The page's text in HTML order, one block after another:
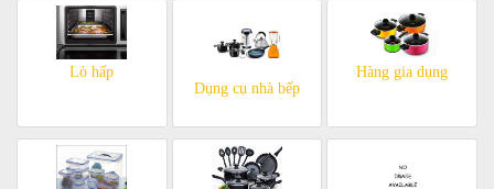
Lò hấp
Dụng cụ nhà bếp
Hàng gia dụng